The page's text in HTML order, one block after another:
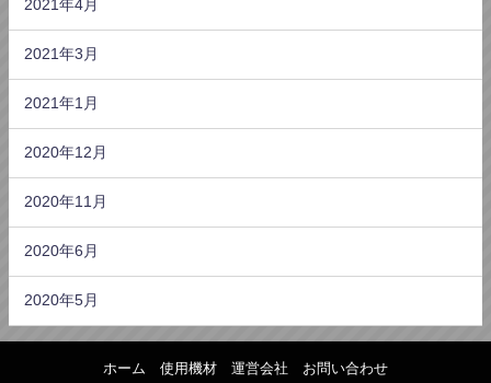
2021年4月
2021年3月
2021年1月
2020年12月
2020年11月
2020年6月
2020年5月
ホーム 使用機材 運営会社 お問い合わせ